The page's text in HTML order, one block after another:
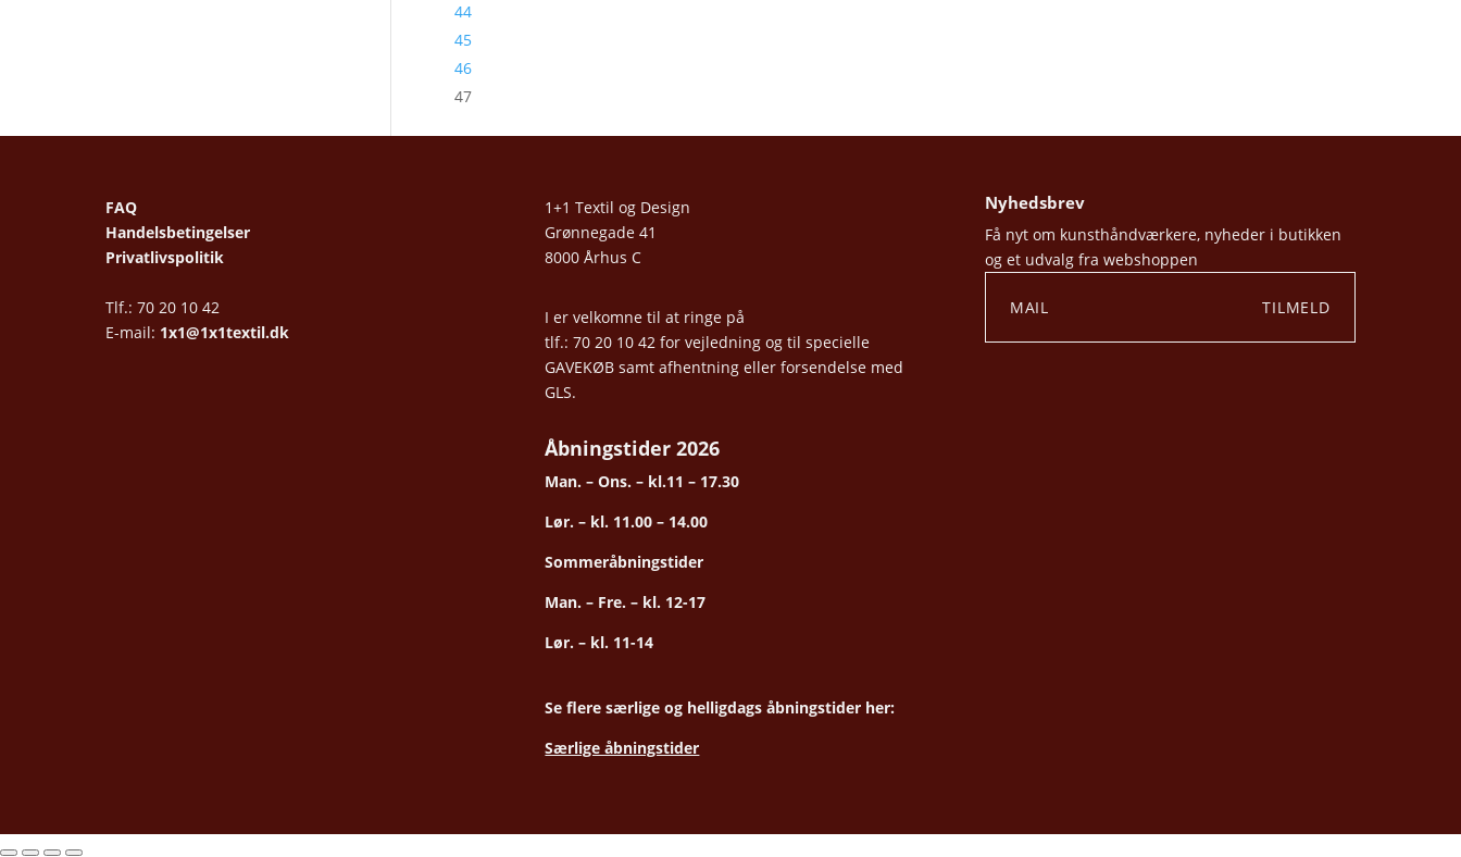
44
45
46
47
FAQ
Handelsbetingelser
Privatlivspolitik
Tlf.: 70 20 10 42
E-mail: 1x1@1x1textil.dk
1+1 Textil og Design
Grønnegade 41
8000 Århus C
I er velkomne til at ringe på
tlf.: 70 20 10 42 for vejledning og til specielle
GAVEKØB samt afhentning eller forsendelse med
GLS.
Åbningstider 2026
Man. – Ons. – kl.11 – 17.30
Lør. – kl. 11.00 – 14.00
Sommeråbningstider
Man. – Fre. – kl. 12-17
Lør. – kl. 11-14
Se flere særlige og helligdags åbningstider her:
Særlige åbningstider
Nyhedsbrev
Få nyt om kunsthåndværkere, nyheder i butikken
og et udvalg fra webshoppen
TILMELD